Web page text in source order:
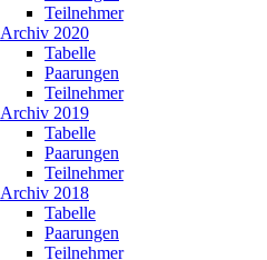
Teilnehmer
Archiv 2020
Tabelle
Paarungen
Teilnehmer
Archiv 2019
Tabelle
Paarungen
Teilnehmer
Archiv 2018
Tabelle
Paarungen
Teilnehmer